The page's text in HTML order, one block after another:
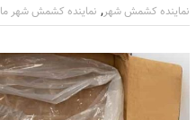
نماینده کشمش شهر, نماینده کشمش شهر ما